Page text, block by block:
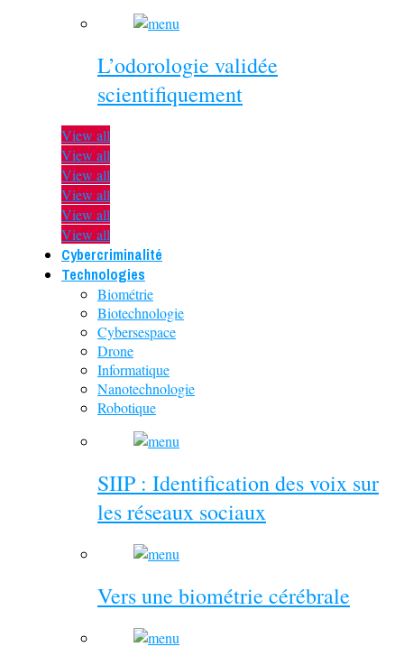
L’odorologie validée
scientifiquement
View all
View all
View all
View all
View all
View all
Cybercriminalité
Technologies
Biométrie
Biotechnologie
Cybersespace
Drone
Informatique
Nanotechnologie
Robotique
SIIP : Identification des voix sur
les réseaux sociaux
Vers une biométrie cérébrale